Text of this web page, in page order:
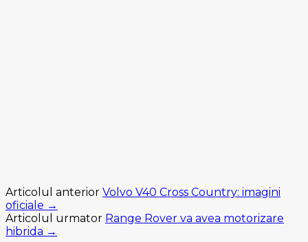
Articolul anterior Volvo V40 Cross Country: imagini
oficiale →
Articolul urmator Range Rover va avea motorizare
hibrida →